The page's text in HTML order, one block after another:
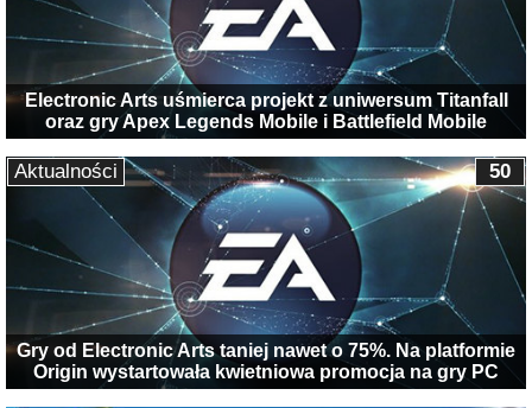
Electronic Arts uśmierca projekt z uniwersum Titanfall
oraz gry Apex Legends Mobile i Battlefield Mobile
Gry od Electronic Arts taniej nawet o 75%. Na platformie
Origin wystartowała kwietniowa promocja na gry PC
50
Aktualności